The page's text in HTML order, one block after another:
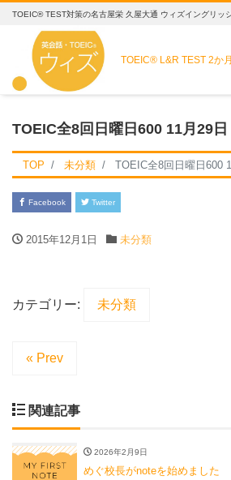
TOEIC® TEST対策の名古屋栄 久屋大通 ウィズイングリッ
TOEIC® L&R TEST2か
TOEIC全8回日曜日600 11月29
TOP 未分類 TOEIC全8回日曜日600
Facebook Twitter
2015年12月1日 未分類
カテゴリー: 未分類
« Prev
関連記事
2026年2月9日
めぐ校長がnoteを始めました